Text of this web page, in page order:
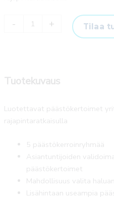
-
OpenCO2
+ Tilaa
Tuotekuvaus
Luotettavat päästökertoimet
rajapintaratkaisulla
5 päästökerroinryhmää
Asiantuntijoiden
päästökertoimet
Mahdollisuus valita
Lisähintaan useampia